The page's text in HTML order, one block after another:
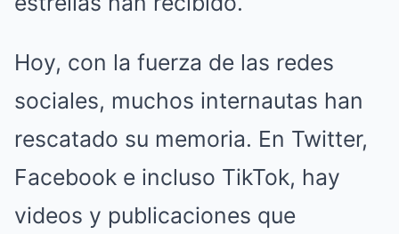
Hoy, con la fuerza de las redes
sociales, muchos internautas han
rescatado su memoria. En Twitter,
Facebook e incluso TikTok, hay
videos y publicaciones que